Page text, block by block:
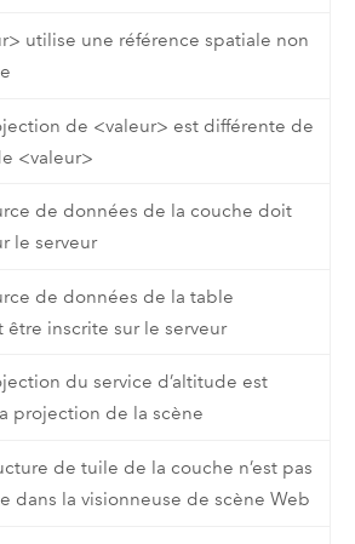
utilise une référence spatiale non
de <valeur> est différente de
<valeur>
de données de la couche doit
le serveur
de données de la table
être inscrite sur le serveur
du service d’altitude est
projection de la scène
de tuile de la couche n’est pas
dans la visionneuse de scène Web